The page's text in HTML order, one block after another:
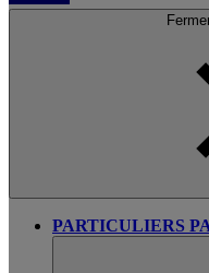
PARTICULIERS